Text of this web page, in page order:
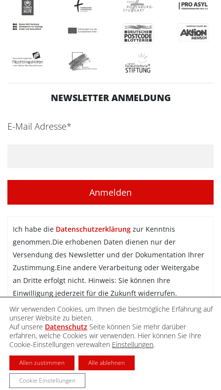
NEWSLETTER ANMELDUNG
E-Mail Adresse*
Ich habe die Datenschutzerklärung zur Kenntnis
genommen.Die erhobenen Daten dienen nur der
Versendung des Newsletter und der Dokumentation Ihrer
Zustimmung.Eine andere Verarbeitung oder Weitergabe
an Dritte erfolgt nicht. Hinweis: Sie können Ihre
Einwilligung jederzeit für die Zukunft widerrufen.
Newsletter abonnieren
DATENSCHUTZ IMPRESSUM
Wir verwenden Cookies, um Ihnen die bestmögliche Erfahrung auf
unserer Website zu bieten.
Auf unsere Datenschutz Seite können Sie mehr darüber
erfahren, welche Cookies wir verwenden. Hier können Sie Ihre
Cookie-Einstellungen verewalten Einstellungen.
Allen zustimmen Alle ablehnen
Cookie Einstellungen